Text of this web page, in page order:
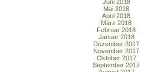
Juni 2018
Mai 2018
April 2018
März 2018
Februar 2018
Januar 2018
Dezember 2017
November 2017
Oktober 2017
September 2017